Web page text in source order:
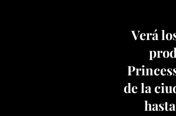
Verá
de la